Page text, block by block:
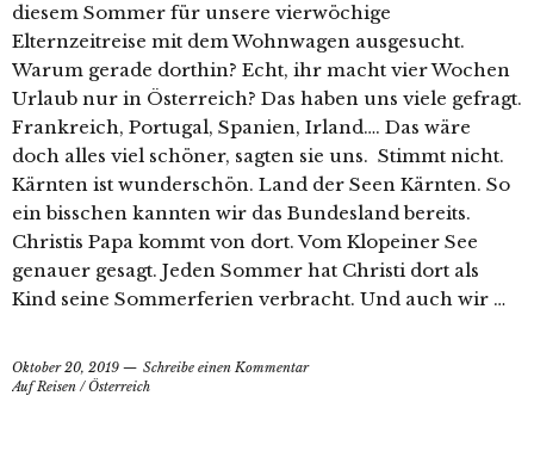
diesem Sommer für unsere vierwöchige
Elternzeitreise mit dem Wohnwagen ausgesucht.
Warum gerade dorthin? Echt, ihr macht vier Wochen
Urlaub nur in Österreich? Das haben uns viele gefragt.
Frankreich, Portugal, Spanien, Irland…. Das wäre
doch alles viel schöner, sagten sie uns. Stimmt nicht.
Kärnten ist wunderschön. Land der Seen Kärnten. So
ein bisschen kannten wir das Bundesland bereits.
Christis Papa kommt von dort. Vom Klopeiner See
genauer gesagt. Jeden Sommer hat Christi dort als
Kind seine Sommerferien verbracht. Und auch wir …
Oktober 20, 2019
Schreibe einen Kommentar
Auf Reisen /Österreich